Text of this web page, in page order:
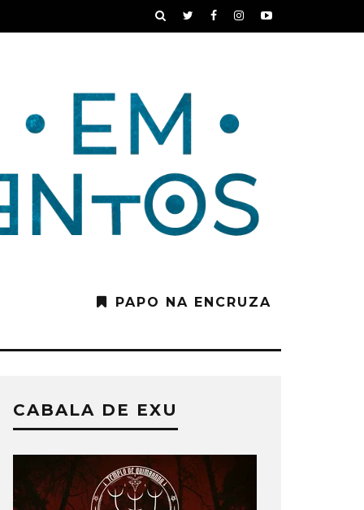
PAPO NA ENCRUZA
CABALA DE EXU